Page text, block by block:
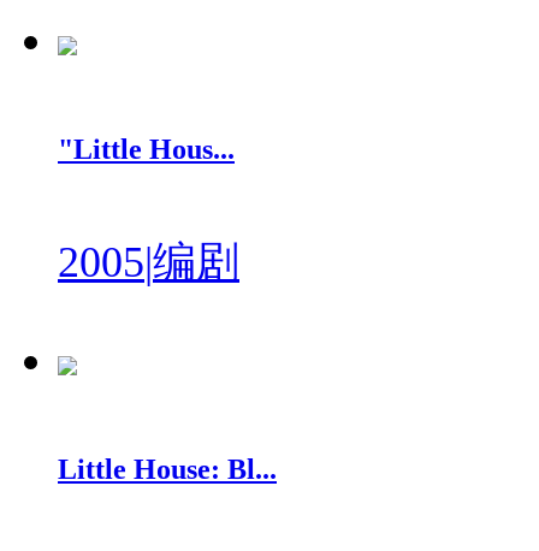
"Little Hous...
2005|编剧
Little House: Bl...